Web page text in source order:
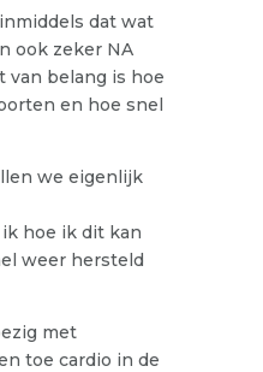
dat wat
ook zeker NA
belang is hoe
en hoe snel
we eigenlijk
hoe ik dit kan
weer hersteld
met
toe cardio in de